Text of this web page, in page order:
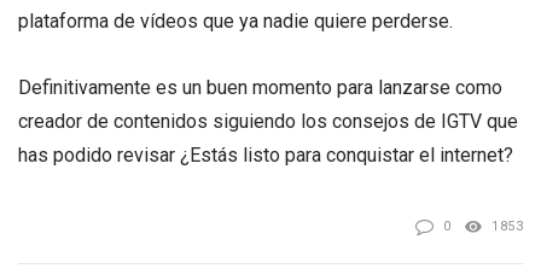
plataforma de vídeos que ya nadie quiere perderse.
Definitivamente es un buen momento para lanzarse como
creador de contenidos siguiendo los consejos de IGTV que
has podido revisar ¿Estás listo para conquistar el internet?
0 1853